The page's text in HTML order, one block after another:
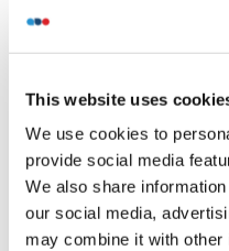
This website uses
We use cookies to
provide social media
We also share
our social media,
may combine it with other
NLRP7 (NLR Family,
NLRP7 Anticorps